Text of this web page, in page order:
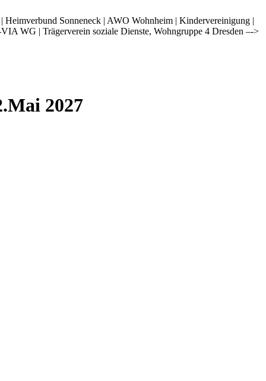
Sonneneck | AWO Wohnheim | Kindervereinigung |
WG | Trägerverein soziale Dienste, Wohngruppe 4 Dresden –->
2027